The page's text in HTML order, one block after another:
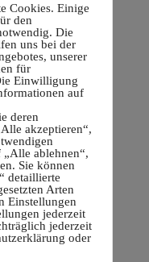
Cookies. Einige
den
Die
uns bei der
unserer
für
Einwilligung
auf
deren
akzeptieren“,
ablehnen“,
Sie können
detaillierte
Arten
Einstellungen
jederzeit
jederzeit
oder